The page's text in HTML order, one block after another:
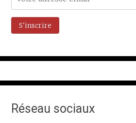
Réseau sociaux